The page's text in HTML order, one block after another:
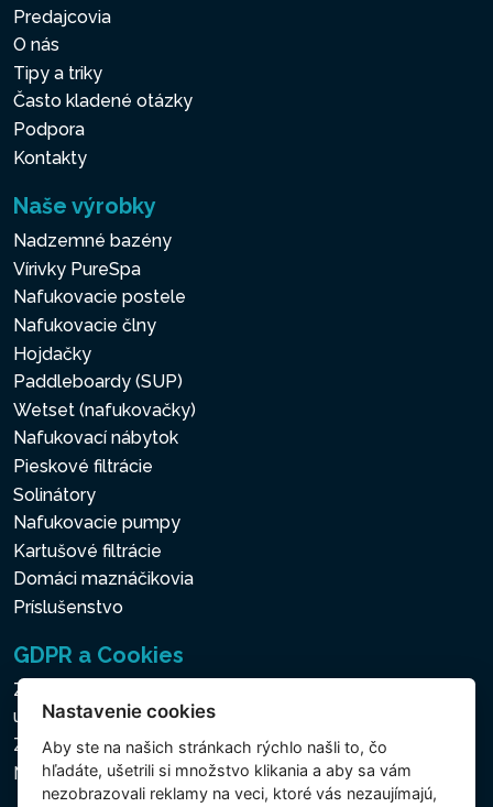
Predajcovia
O nás
Tipy a triky
Často kladené otázky
Podpora
Kontakty
Naše výrobky
Nadzemné bazény
Vírivky PureSpa
Nafukovacie postele
Nafukovacie člny
Hojdačky
Paddleboardy (SUP)
Wetset (nafukovačky)
Nafukovací nábytok
Pieskové filtrácie
Solinátory
Nafukovacie pumpy
Kartušové filtrácie
Domáci maznáčikovia
Príslušenstvo
GDPR a Cookies
Zásady ochrany osobných a ďalších spracovávaných
údajov
Zásady používania súborov cookies
Nastavenie cookies
Nastavenie cookies
Aby ste na našich stránkach rýchlo našli to, čo
hľadáte, ušetrili si množstvo klikania a aby sa vám
nezobrazovali reklamy na veci, ktoré vás nezaujímajú,